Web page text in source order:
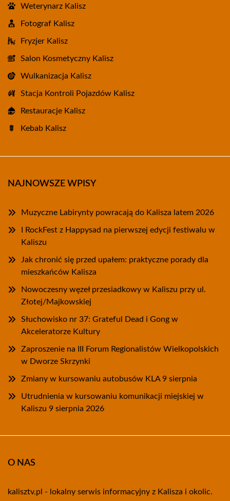
Weterynarz Kalisz
Fotograf Kalisz
Fryzjer Kalisz
Salon Kosmetyczny Kalisz
Wulkanizacja Kalisz
Stacja Kontroli Pojazdów Kalisz
Restauracje Kalisz
Kebab Kalisz
NAJNOWSZE WPISY
Muzyczne Labirynty powracają do Kalisza latem 2026
I RockFest z Happysad na pierwszej edycji festiwalu w
Kaliszu
Jak chronić się przed upałem: praktyczne porady dla
mieszkańców Kalisza
Nowoczesny węzeł przesiadkowy w Kaliszu przy ul.
Złotej/Majkowskiej
Słuchowisko nr 37: Grateful Dead i Gong w
Akceleratorze Kultury
Zaproszenie na III Forum Regionalistów Wielkopolskich
w Dworze Skrzynki
Zmiany w kursowaniu autobusów KLA 9 sierpnia
Utrudnienia w kursowaniu komunikacji miejskiej w
Kaliszu 9 sierpnia 2026
O NAS
kalisztv.pl - lokalny serwis informacyjny z Kalisza i okolic.